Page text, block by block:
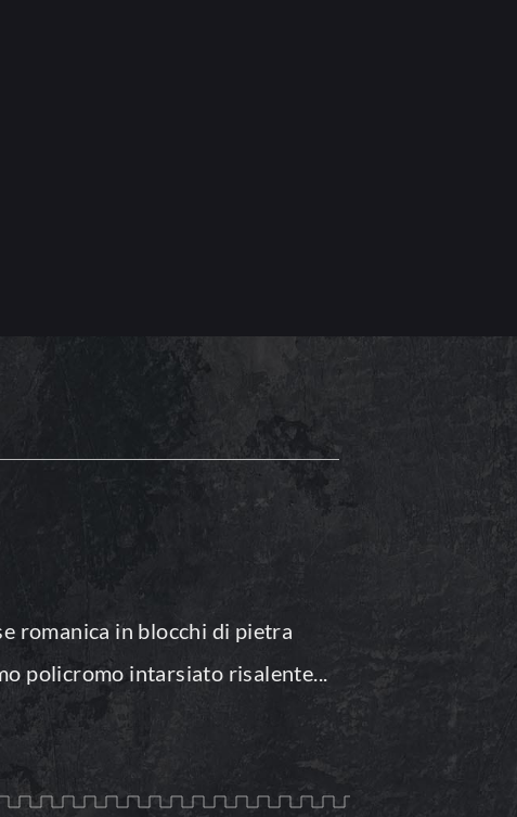
romanica in blocchi di pietra
policromo intarsiato risalente...